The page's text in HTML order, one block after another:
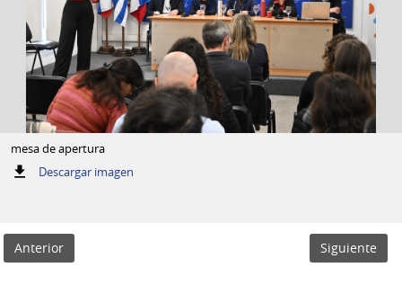
mesa de apertura
Descargar imagen:
Anterior
Siguiente